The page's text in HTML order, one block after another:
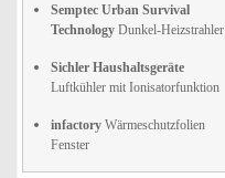
Semptec Urban Survival
Technology Dunkel-Heizstrahler
Sichler Haushaltsgeräte
Luftkühler mit Ionisatorfunktion
infactory Wärmeschutzfolien
Fenster